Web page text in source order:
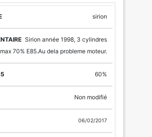
sirion
Sirion année 1998, 3 cylindres
max 70% E85.Au dela probleme moteur.
60%
Non modifié
06/02/2017